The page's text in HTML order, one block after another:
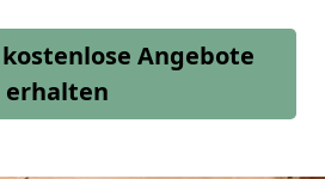
Angebote
erhalten